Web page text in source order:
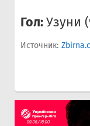
Гол:Узуни
Источник: